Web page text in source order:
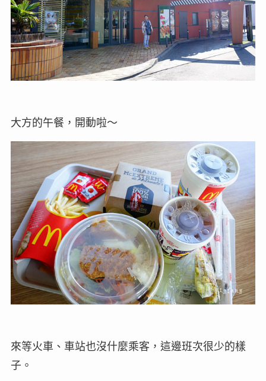
大方的午餐，開動啦～
來等火車、車站也沒什麼乘客，這邊班次很少的樣
子。